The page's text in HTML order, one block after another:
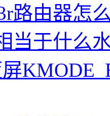
路由器怎
当于什么